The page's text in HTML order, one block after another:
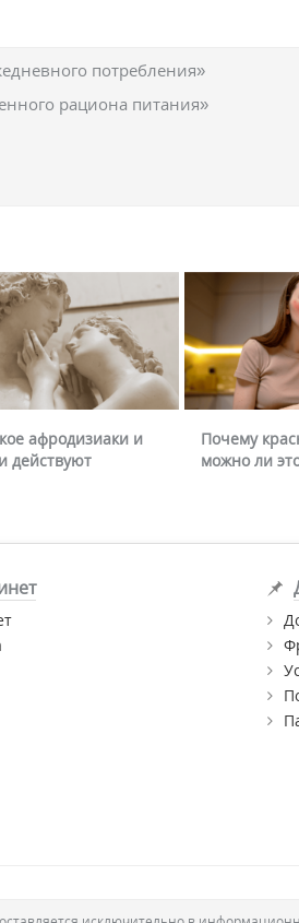
потребления»
рациона питания»
афродизиаки и
действуют
Почему
можно ли